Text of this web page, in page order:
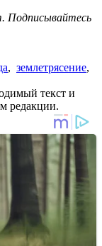
Подписывайтесь
, землетрясение,
текст и
редакции.